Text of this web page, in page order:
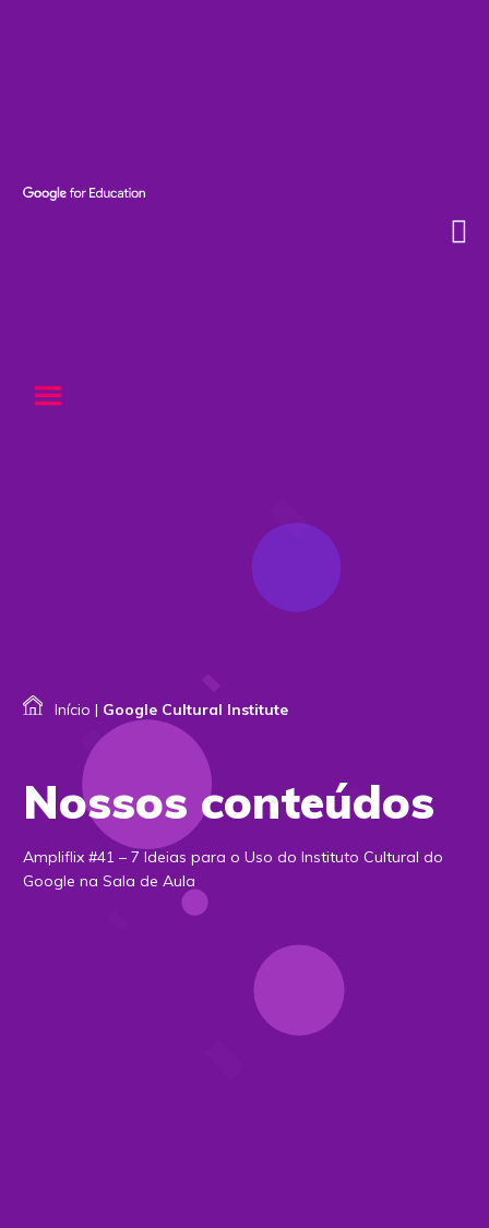
Início | Google Cultural Institute
Nossos conteúdos
Ampliflix #41 – 7 Ideias para o Uso do Instituto Cultural do
Google na Sala de Aula